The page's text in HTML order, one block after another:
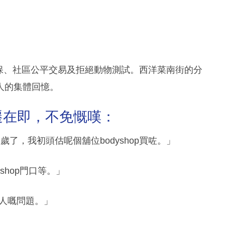
社區公平交易及拒絕動物測試。西洋菜南街的分
集體回憶。
即，不免慨嘆：
了，我初頭估呢個舖位bodyshop買咗。」
門口等。」
嘅問題。」